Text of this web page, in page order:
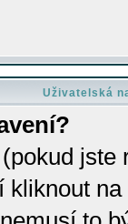
Uživatelská
kliknout